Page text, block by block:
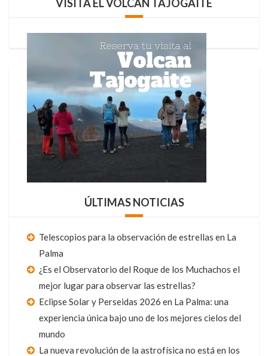
VISITA EL VOLCÁN TAJOGAITE
ÚLTIMAS NOTICIAS
Telescopios para la observación de estrellas en La
Palma
¿Es el Observatorio del Roque de los Muchachos el
mejor lugar para observar las estrellas?
Eclipse Solar y Perseidas 2026 en La Palma: una
experiencia única bajo uno de los mejores cielos del
mundo
La nueva revolución de la astrofísica no está en los